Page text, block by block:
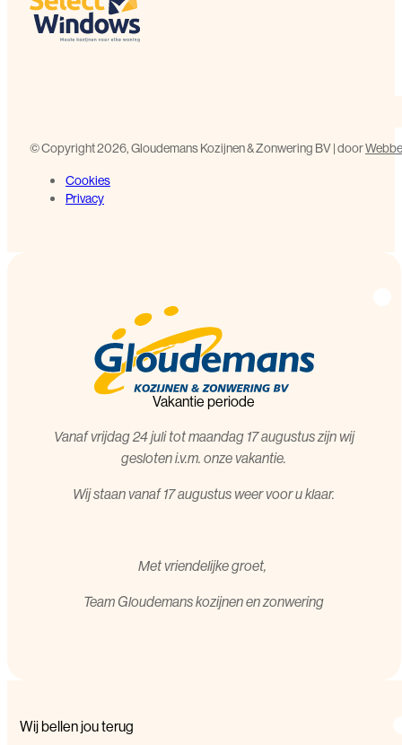
©️ Copyright 2026, Gloudemans Kozijnen & Zonwering BV | door
Cookies
Privacy
Vakantie periode
Vanaf vrijdag 24 juli tot maandag 17 augustus zijn wij
gesloten i.v.m. onze vakantie.
Wij staan vanaf 17 augustus weer voor u klaar.
Met vriendelijke groet,
Team Gloudemans kozijnen en zonwering
Wij bellen jou terug